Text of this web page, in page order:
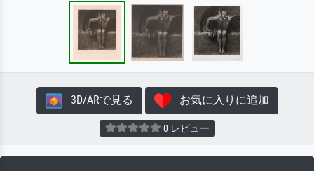
3D/ARで見る お気に入りに追加
0 レビュー